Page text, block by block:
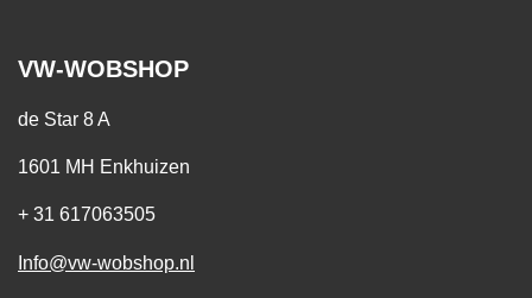
VW-WOBSHOP
de Star 8 A
1601 MH Enkhuizen
+ 31 617063505
Info@vw-wobshop.nl